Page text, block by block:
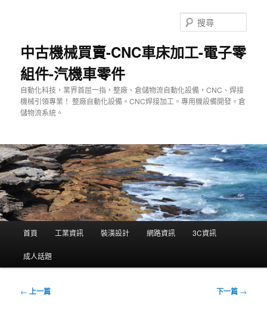
中古機械買賣-CNC車床加工-電子零
組件-汽機車零件
自動化科技，業界首屈一指，整廠、倉儲物流自動化設備，CNC、焊接
機械引領專業！ 整廠自動化設備。CNC焊接加工。專用機設備開發。倉
儲物流系統。
尋
單
首頁 工業資訊 裝潢設計 網路資訊 3C資訊
成人話題
文
← 上一篇 下一篇 →